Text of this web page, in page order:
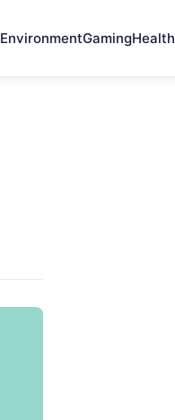
EnvironmentGamingHealth